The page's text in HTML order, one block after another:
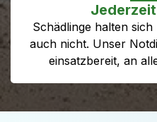
Schädlinge halten
auch nicht. Unser
einsatzbereit, an